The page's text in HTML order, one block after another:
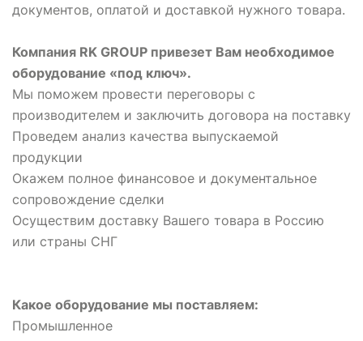
документов, оплатой и доставкой нужного товара.
Компания RK GROUP привезет Вам необходимое
оборудование «под ключ».
Мы поможем провести переговоры с
производителем и заключить договора на поставку
Проведем анализ качества выпускаемой
продукции
Окажем полное финансовое и документальное
сопровождение сделки
Осуществим доставку Вашего товара в Россию
или страны СНГ
Какое оборудование мы поставляем:
Промышленное